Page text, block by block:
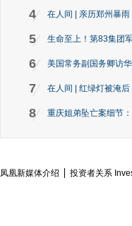
4 在人间 | 亲历郑州暴
5 生命至上！第83集团
6 美国常务副国务卿访
7 在人间 | 红绿灯被淹
8 重庆姐弟坠亡案细节
凤凰新媒体介绍 投资者关系